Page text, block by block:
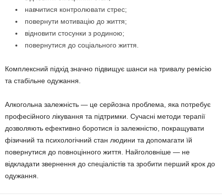
навчитися контролювати стрес;
повернути мотивацію до життя;
відновити стосунки з родиною;
повернутися до соціального життя.
Комплексний підхід значно підвищує шанси на тривалу ремісію
та стабільне одужання.
Алкогольна залежність — це серйозна проблема, яка потребує
професійного лікування та підтримки. Сучасні методи терапії
дозволяють ефективно боротися із залежністю, покращувати
фізичний та психологічний стан людини та допомагати їй
повернутися до повноцінного життя. Найголовніше — не
відкладати звернення до спеціалістів та зробити перший крок до
одужання.